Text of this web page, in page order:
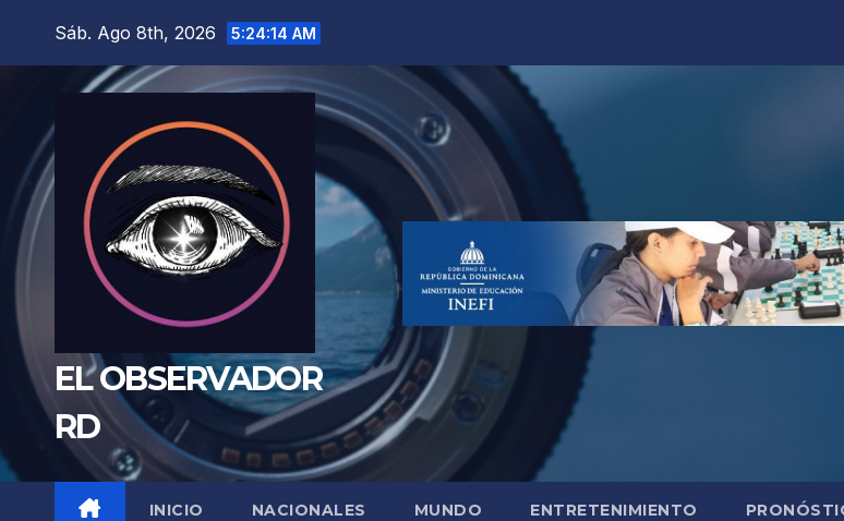
Sáb. Ago 8th, 2026 5:24:15 AM
EL OBSERVADOR
RD
INICIO NACIONALES MUNDO ENTRETENIMIENTO